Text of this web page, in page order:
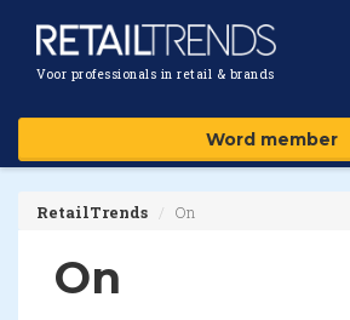
Voor professionals in retail & brands
Word member
RetailTrends On
On